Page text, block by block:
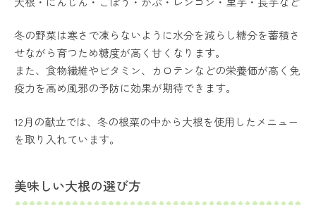
冬の野菜は寒さで凍らないように水分を減らし糖分を蓄積さ
せながら育つため糖度が高く甘くなります。
また、食物繊維やビタミン、カロテンなどの栄養価が高く免
疫力を高め風邪の予防に効果が期待できます。
12月の献立では、冬の根菜の中から大根を使用したメニュー
を取り入れています。
美味しい大根の選び方